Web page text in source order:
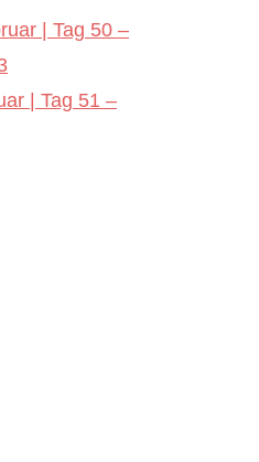
| Tag 50 –
| Tag 51 –